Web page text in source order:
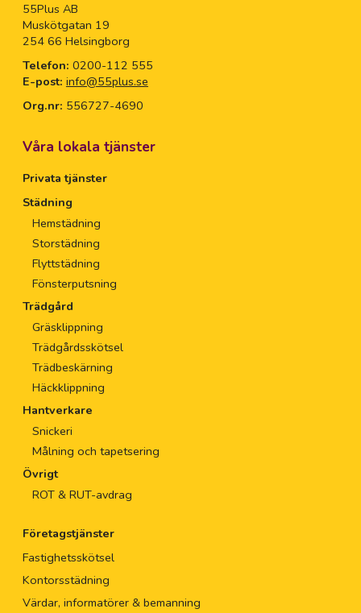
55Plus AB
Muskötgatan 19
254 66 Helsingborg
Telefon: 0200-112 555
E-post: info@55plus.se
Org.nr: 556727-4690
Våra lokala tjänster
Privata tjänster
Städning
Hemstädning
Storstädning
Flyttstädning
Fönsterputsning
Trädgård
Gräsklippning
Trädgårdsskötsel
Trädbeskärning
Häckklippning
Hantverkare
Snickeri
Målning och tapetsering
Övrigt
ROT & RUT-avdrag
Företagstjänster
Fastighetsskötsel
Kontorsstädning
Värdar, informatörer & bemanning